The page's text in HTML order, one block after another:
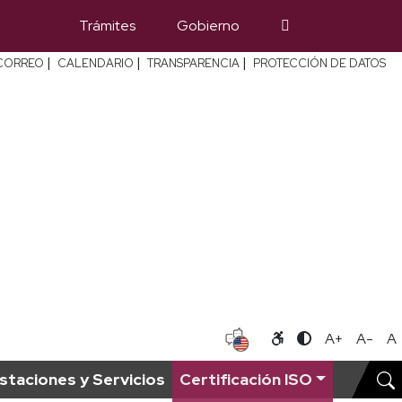
Trámites Gobierno
| CALENDARIO | TRANSPARENCIA | PROTECCIÓN DE DATOS
A+ A- A
y Servicios Certificación ISO